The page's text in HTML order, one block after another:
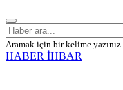
Aramak için bir kelime yazınız.
HABER İHBAR